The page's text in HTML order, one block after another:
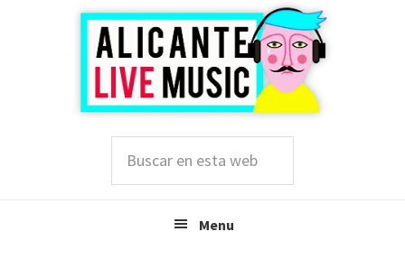
esta
Menu